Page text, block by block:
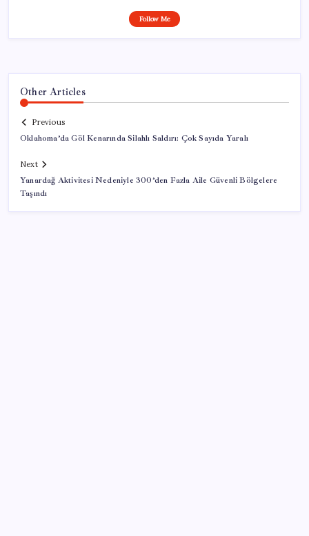
Follow Me
Other Articles
Previous
Oklahoma’da Göl Kenarında Silahlı Saldırı: Çok Sayıda Yaralı
Next
Yanardağ Aktivitesi Nedeniyle 300’den Fazla Aile Güvenli Bölgelere
Taşındı